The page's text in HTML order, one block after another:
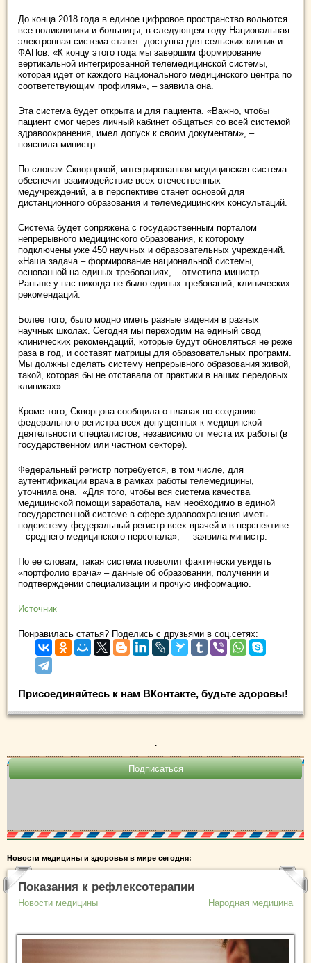
До конца 2018 года в единое цифровое пространство вольются
все поликлиники и больницы, в следующем году Национальная
электронная система станет доступна для сельских клиник и
ФАПов. «К концу этого года мы завершим формирование
вертикальной интегрированной телемедицинской системы,
которая идет от каждого национального медицинского центра по
соответствующим профилям», – заявила она.
Эта система будет открыта и для пациента. «Важно, чтобы
пациент смог через личный кабинет общаться со всей системой
здравоохранения, имел допуск к своим документам», –
пояснила министр.
По словам Скворцовой, интегрированная медицинская система
обеспечит взаимодействие всех отечественных
медучреждений, а в перспективе станет основой для
дистанционного образования и телемедицинских консультаций.
Система будет сопряжена с государственным порталом
непрерывного медицинского образования, к которому
подключены уже 450 научных и образовательных учреждений.
«Наша задача – формирование национальной системы,
основанной на единых требованиях, – отметила министр. –
Раньше у нас никогда не было единых требований, клинических
рекомендаций.
Более того, было модно иметь разные видения в разных
научных школах. Сегодня мы переходим на единый свод
клинических рекомендаций, которые будут обновляться не реже
раза в год, и составят матрицы для образовательных программ.
Мы должны сделать систему непрерывного образования живой,
такой, которая бы не отставала от практики в наших передовых
клиниках».
Кроме того, Скворцова сообщила о планах по созданию
федерального регистра всех допущенных к медицинской
деятельности специалистов, независимо от места их работы (в
государственном или частном секторе).
Федеральный регистр потребуется, в том числе, для
аутентификации врача в рамках работы телемедицины,
уточнила она. «Для того, чтобы вся система качества
медицинской помощи заработала, нам необходимо в единой
государственной системе в сфере здравоохранения иметь
подсистему федеральный регистр всех врачей и в перспективе
– среднего медицинского персонала», – заявила министр.
По ее словам, такая система позволит фактически увидеть
«портфолио врача» – данные об образовании, получении и
подтверждении специализации и прочую информацию.
Источник
Понравилась статья? Поделись с друзьями в соц.сетях:
Присоединяйтесь к нам ВКонтакте, будьте здоровы!
.
Новости медицины и здоровья в мире сегодня:
Показания к рефлексотерапии
Новости медицины Народная медицина